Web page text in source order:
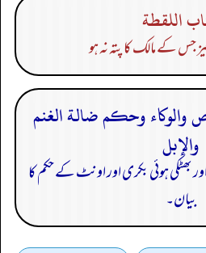
اللقطة
جس کے مالک کا پتہ نہ ہو
والوكاء وحكم ضالة الغنم
والإبل
بھٹکی ہوئی بکری اور اونٹ کے حکم کا
بیان۔